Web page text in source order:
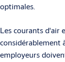
optimales.
Les courants d'air
considérablement
employeurs